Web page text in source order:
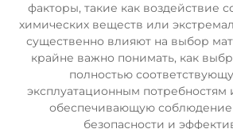
факторы, такие как воздействие
химических веществ или
существенно влияют на выбор
крайне важно понимать, как
полностью
эксплуатационным
обеспечивающую
безопасности и